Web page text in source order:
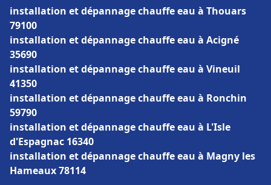
installation et dépannage chauffe eau à Thouars
79100
installation et dépannage chauffe eau à Acigné
35690
installation et dépannage chauffe eau à Vineuil
41350
installation et dépannage chauffe eau à Ronchin
59790
installation et dépannage chauffe eau à L'Isle
d'Espagnac 16340
installation et dépannage chauffe eau à Magny les
Hameaux 78114